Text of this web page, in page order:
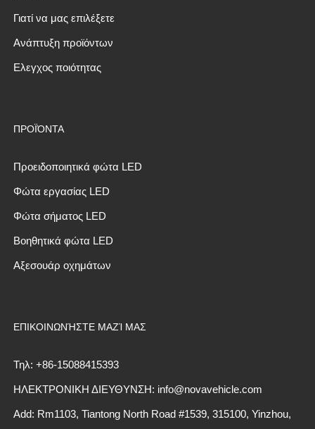
Γιατί να μας επιλέξετε
Ανάπτυξη προϊόντων
Ελεγχος ποιότητας
ΠΡΟΪΌΝΤΑ
Προειδοποιητικά φώτα LED
Φώτα εργασίας LED
Φώτα σήματος LED
Βοηθητικά φώτα LED
Αξεσουάρ οχημάτων
ΕΠΙΚΟΙΝΩΝΉΣΤΕ ΜΑΖΊ ΜΑΣ
Τηλ: +86-15088415393
ΗΛΕΚΤΡΟΝΙΚΗ ΔΙΕΥΘΥΝΣΗ: info@novavehicle.com
Add: Rm1103, Tiantong North Road #1539, 315100, Yinzhou,